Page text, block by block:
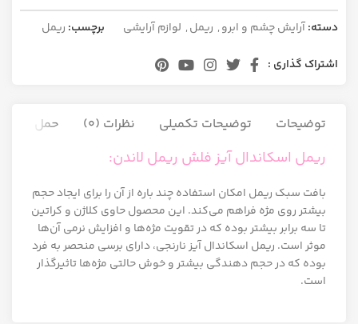
دسته:آرایش چشم و ابرو, ریمل, لوازم آرایشی برچسب: ریمل
اشتراک گذاری :
توضیحات توضیحات تکمیلی نظرات (0) حمل و نقل
ریمل اسکاندال آیز فلش ریمل لاندن:
بافت سبک ریمل امکان استفاده چند باره از آن را برای ایجاد حجم
بیشتر روی مژه فراهم می‌کند. این محصول حاوی کلاژن و کراتین
تا سه برابر بیشتر بوده که در تقویت مژه‌ها و افزایش نرمی آن‌ها
موثر است. ریمل اسکاندال آیز نارنجی، دارای برسی منحصر به فرد
بوده که در حجم دهندگی بیشتر و خوش حالتی مژه‌ها تاثیرگذار
است.